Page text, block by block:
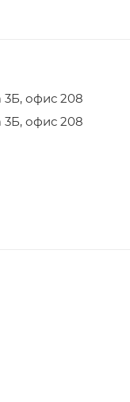
3Б, офис 208
3Б, офис 208